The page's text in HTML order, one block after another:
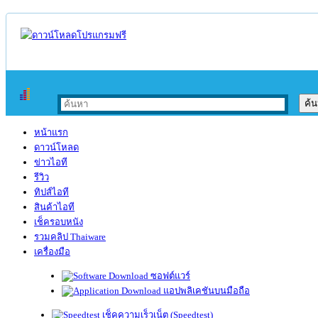
หน้าแรก
ดาวน์โหลด
ข่าวไอที
รีวิว
ทิปส์ไอที
สินค้าไอที
เช็ครอบหนัง
รวมคลิป Thaiware
เครื่องมือ
ซอฟต์แวร์
แอปพลิเคชันบนมือถือ
เช็คความเร็วเน็ต (Speedtest)